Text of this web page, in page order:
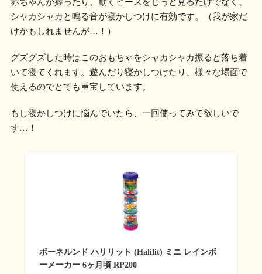
シャカシャカと鳴る音が寝かしつけに有効です。（我が家だ
けかもしれませんが…！）
グズグズした時はこのおもちゃをシャカシャカ振ると落ち着
いて寝てくれます。遊んだり寝かしつけたり、様々な場面で
使えるのでとても重宝しています。
もし寝かしつけに悩んでいたら、一回使ってみて欲しいで
す…！
ボーネルンド ハリリット (Halilit) ミニ レインボ
ーメーカー 6ヶ月頃 RP200